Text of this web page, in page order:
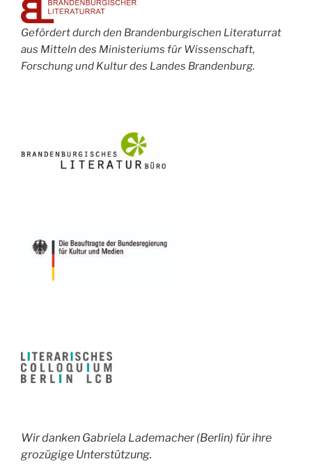
Gefördert durch den Brandenburgischen Literaturrat
aus Mitteln des Ministeriums für Wissenschaft,
Forschung und Kultur des Landes Brandenburg.
Wir danken Gabriela Lademacher (Berlin) für ihre
grozügige Unterstützung.